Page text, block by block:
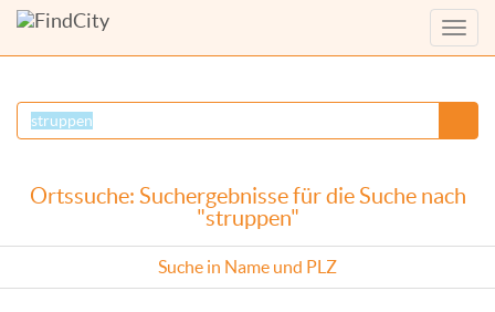
Menü
Ortssuche: Suchergebnisse für die Suche nach
"struppen"
Suche in Name und PLZ